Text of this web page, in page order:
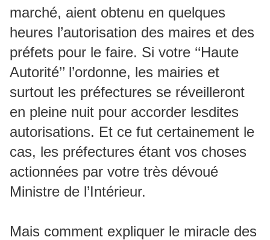
marché, aient obtenu en quelques
heures l’autorisation des maires et des
préfets pour le faire. Si votre ‘‘Haute
Autorité’’ l’ordonne, les mairies et
surtout les préfectures se réveilleront
en pleine nuit pour accorder lesdites
autorisations. Et ce fut certainement le
cas, les préfectures étant vos choses
actionnées par votre très dévoué
Ministre de l’Intérieur.
Mais comment expliquer le miracle des